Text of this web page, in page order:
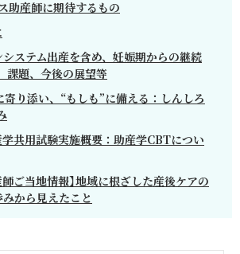
助産師に期待するもの
システム出産を含め、妊娠期からの継続
課題、今後の展望等
寄り添い、“もしも”に備える：しんしろ
学共用試験実施概要：助産学CBTについ
師ご当地情報】地域に根ざした産後ケアの
から見えたこと